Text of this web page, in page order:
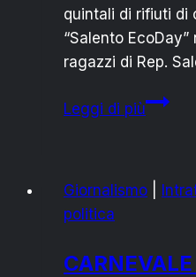
quintali di rifiuti di
“Salento
ragazzi di Rep.
Leggi di più
INVITA
Giornalismo
politica